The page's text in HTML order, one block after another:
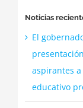
Noticias
El
aspirantes
educativo